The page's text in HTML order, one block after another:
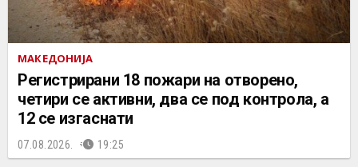
МАКЕДОНИЈА
Регистрирани 18 пожари на отворено,
четири се активни, два се под контрола, а
12 се изгаснати
07.08.2026. 19:25